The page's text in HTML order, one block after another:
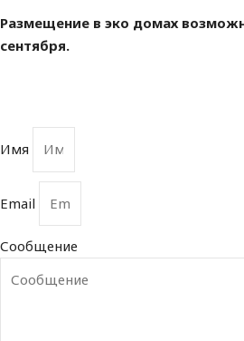
Размещение в эко домах
сентября.
Имя
Email
Сообщение